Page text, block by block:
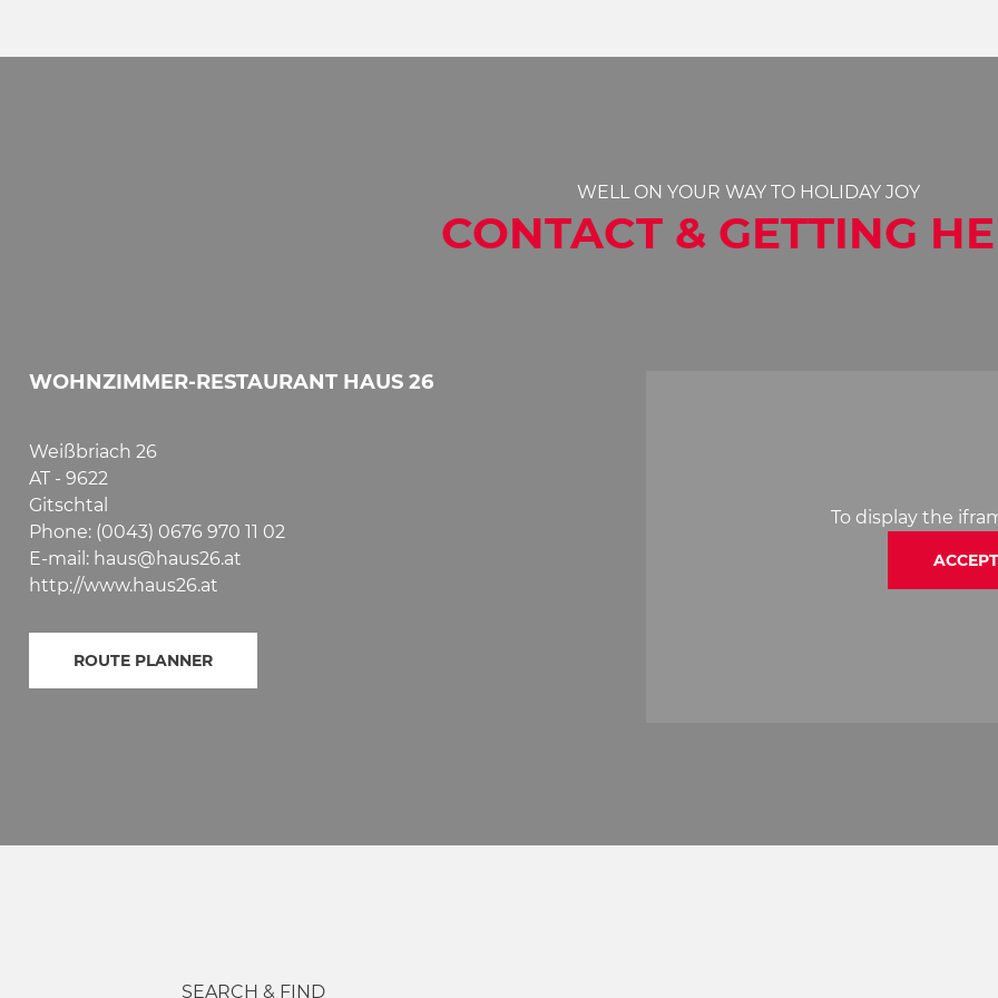
WELL ON YOUR WAY TO HOLIDAY JOY
CONTACT & GETTING
WOHNZIMMER-RESTAURANT HAUS 26
Weißbriach 26
AT - 9622
Gitschtal
Phone: (0043) 0676 970 11 02
E-mail: haus@haus26.at
http://www.haus26.at
ROUTE PLANNER
To display the
SEARCH & FIND